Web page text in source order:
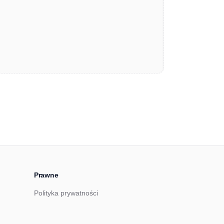
Prawne
Polityka prywatności